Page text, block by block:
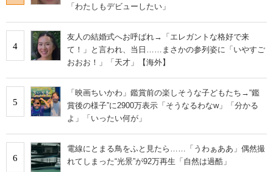
「わたしもデビューしたい」
4
友人の結婚式へお呼ばれ→「エレガントな格好で来
て！」と言われ、当日……まさかの参列姿に「いやすご
おおお！」「天才」【海外】
5
「映画ちいかわ」鑑賞前の楽しそうな子どもたち→“鑑
賞後の様子”に2900万表示「そうなるわなw」「分かる
よ」「いったい何が」
6
電線にとまる鳥をふと見たら……「うわぁああ」偶然撮
れてしまった“光景”が92万再生「自然は過酷」